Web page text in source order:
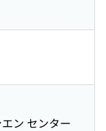
ン センター